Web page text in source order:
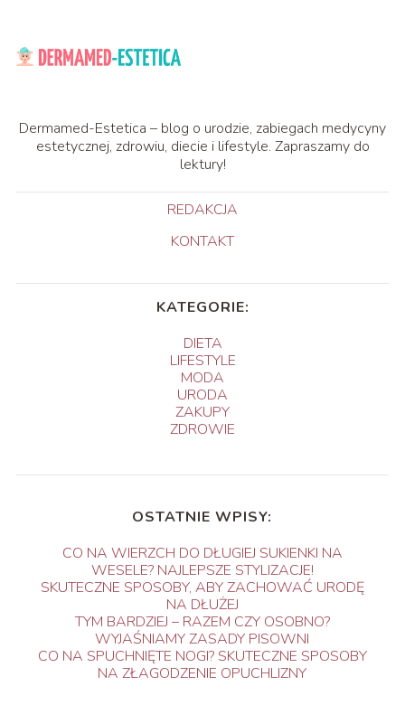
Dermamed-Estetica – blog o urodzie, zabiegach medycyny
estetycznej, zdrowiu, diecie i lifestyle. Zapraszamy do
lektury!
REDAKCJA
KONTAKT
KATEGORIE:
DIETA
LIFESTYLE
MODA
URODA
ZAKUPY
ZDROWIE
OSTATNIE WPISY:
CO NA WIERZCH DO DŁUGIEJ SUKIENKI NA
WESELE? NAJLEPSZE STYLIZACJE!
SKUTECZNE SPOSOBY, ABY ZACHOWAĆ URODĘ
NA DŁUŻEJ
TYM BARDZIEJ – RAZEM CZY OSOBNO?
WYJAŚNIAMY ZASADY PISOWNI
CO NA SPUCHNIĘTE NOGI? SKUTECZNE SPOSOBY
NA ZŁAGODZENIE OPUCHLIZNY